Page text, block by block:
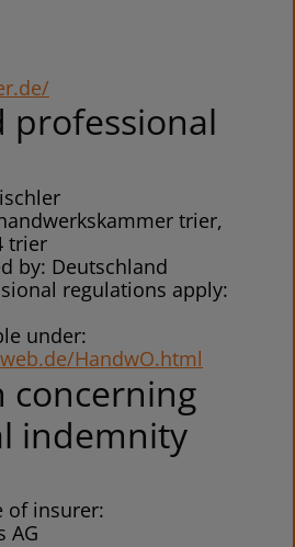
professional
trier,
trier
by: Deutschland
regulations apply:
under:
HandwO.html
indemnity
of insurer:
AG